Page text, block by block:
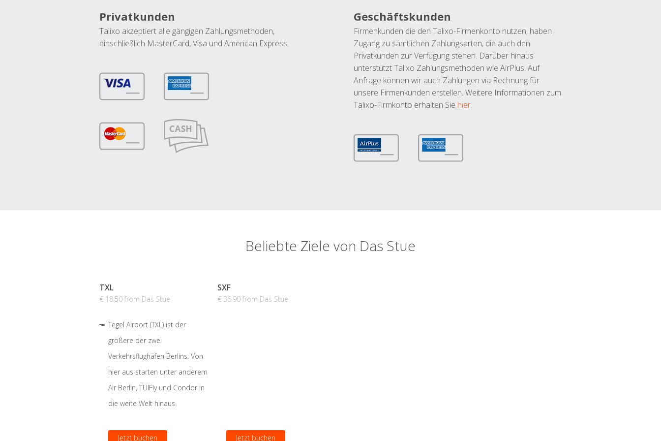
Privatkunden
Talixo akzeptiert alle gängigen Zahlungsmethoden,
einschließlich MasterCard, Visa und American Express.
Geschäftskunden
Firmenkunden die den Talixo-Firmenkonto nutzen, haben
Zugang zu sämtlichen Zahlungsarten, die auch den
Privatkunden zur Verfügung stehen. Darüber hinaus
unterstützt Talixo Zahlungsmethoden wie AirPlus. Auf
Anfrage können wir auch Zahlungen via Rechnung für
unsere Firmenkunden erstellen. Weitere Informationen zum
Talixo-Firmkonto erhalten Sie hier.
Beliebte Ziele von Das Stue
TXL
€ 18.50 from Das Stue
Tegel Airport (TXL) ist der
größere der zwei
Verkehrsflughäfen Berlins. Von
hier aus starten unter anderem
Air Berlin, TUIFly und Condor in
die weite Welt hinaus.
Jetzt buchen
SXF
€ 36.90 from Das Stue
Jetzt buchen